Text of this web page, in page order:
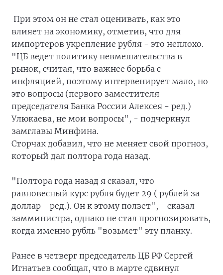
При этом он не стал оценивать, как это
влияет на экономику, отметив, что для
импортеров укрепление рубля - это неплохо.
"ЦБ ведет политику невмешательства в
рынок, считая, что важнее борьба с
инфляцией, поэтому интервенирует мало, но
это вопросы (первого заместителя
председателя Банка России Алексея - ред.)
Улюкаева, не мои вопросы", - подчеркнул
замглавы Минфина.
Сторчак добавил, что не меняет свой прогноз,
который дал полтора года назад.
"Полтора года назад я сказал, что
равновесный курс рубля будет 29 ( рублей за
доллар - ред.). Он к этому ползет", - сказал
замминистра, однако не стал прогнозировать,
когда именно рубль "возьмет" эту планку.
Ранее в четверг председатель ЦБ РФ Сергей
Игнатьев сообщал, что в марте сдвинул